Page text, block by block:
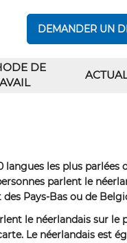
DEMANDER UN
DE
les plus parlées
parlent le
Pays-Bas ou de
le néerlandais sur
Le néerlandais est